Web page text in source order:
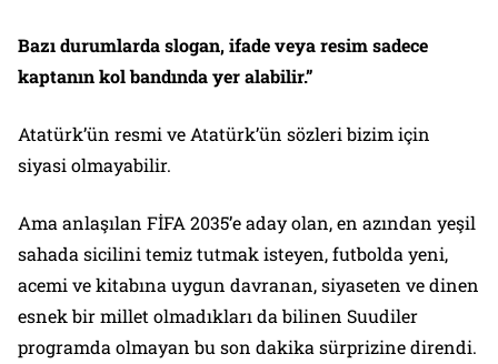
Bazı durumlarda slogan, ifade veya resim sadece
kaptanın kol bandında yer alabilir.”
Atatürk’ün resmi ve Atatürk’ün sözleri bizim için
siyasi olmayabilir.
Ama anlaşılan FİFA 2035’e aday olan, en azından yeşil
sahada sicilini temiz tutmak isteyen, futbolda yeni,
acemi ve kitabına uygun davranan, siyaseten ve dinen
esnek bir millet olmadıkları da bilinen Suudiler
programda olmayan bu son dakika sürprizine direndi.